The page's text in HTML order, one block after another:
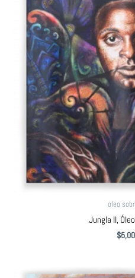
oleo
Jungla II,
$